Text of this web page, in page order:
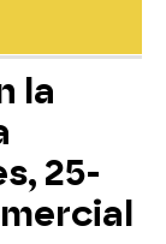
la
25-